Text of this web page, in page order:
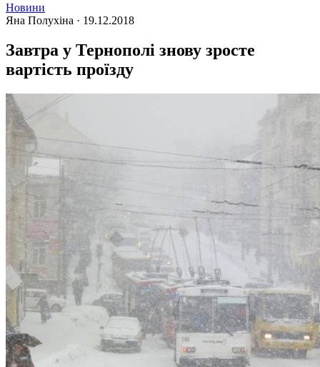
Новини
Яна Полухіна · 19.12.2018
Завтра у Тернополі знову зросте
вартість проїзду